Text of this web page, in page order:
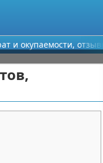
и окупаемости, отзывы